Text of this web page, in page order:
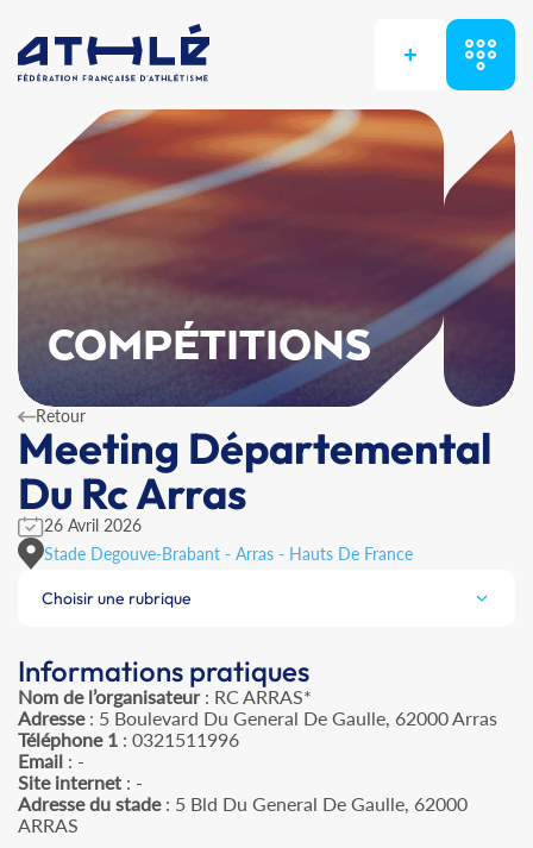
+
COMPÉTITIONS
Retour
Meeting Départemental
Du Rc Arras
26 Avril 2026
Stade Degouve-Brabant - Arras - Hauts De France
Choisir une rubrique
Informations pratiques
Nom de l’organisateur: RC ARRAS*
Adresse: 5 Boulevard Du General De Gaulle, 62000 Arras
Téléphone 1 : 0321511996
Email : -
Site internet : -
Adresse du stade: 5 Bld Du General De Gaulle, 62000
ARRAS